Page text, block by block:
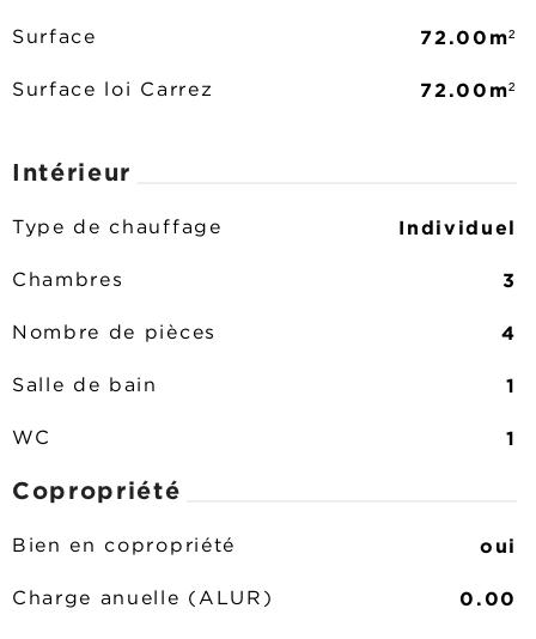
Surface 72.00m²
Surface loi Carrez 72.00m²
Intérieur
Type de chauffage Individuel
Chambres 3
Nombre de pièces 4
Salle de bain 1
WC 1
Copropriété
Bien en copropriété oui
Charge anuelle (ALUR) 0.00